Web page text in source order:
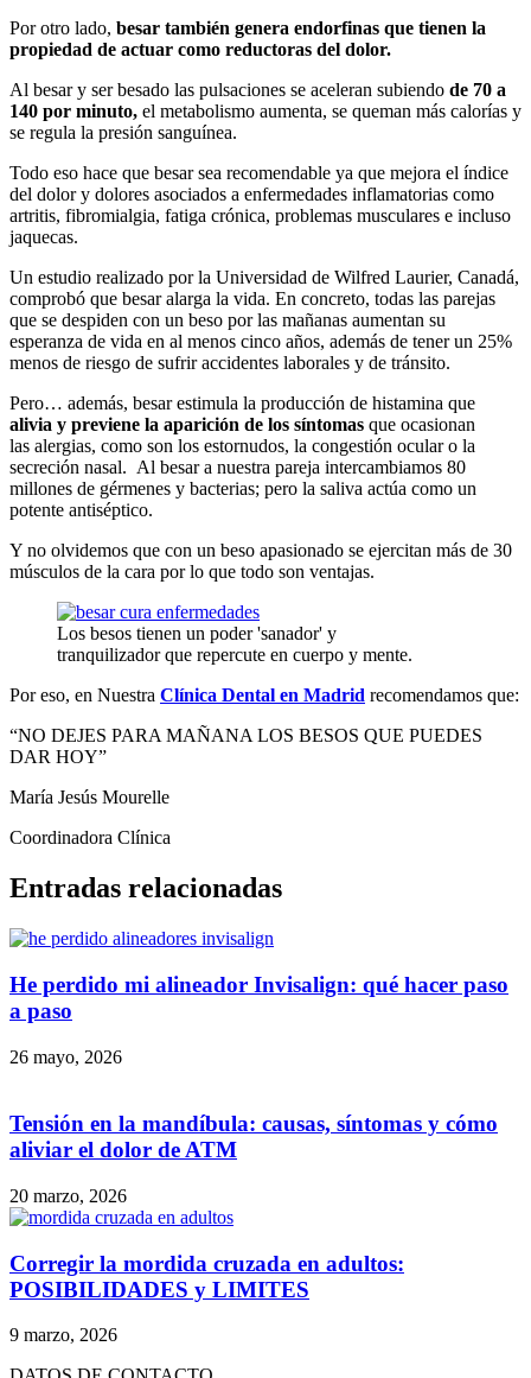
Por otro lado, besar también genera endorfinas que tienen la
propiedad de actuar como reductoras del dolor.
Al besar y ser besado las pulsaciones se aceleran subiendo de 70 a
140 por minuto, el metabolismo aumenta, se queman más calorías y
se regula la presión sanguínea.
Todo eso hace que besar sea recomendable ya que mejora el índice
del dolor y dolores asociados a enfermedades inflamatorias como
artritis, fibromialgia, fatiga crónica, problemas musculares e incluso
jaquecas.
Un estudio realizado por la Universidad de Wilfred Laurier, Canadá,
comprobó que besar alarga la vida. En concreto, todas las parejas
que se despiden con un beso por las mañanas aumentan su
esperanza de vida en al menos cinco años, además de tener un 25%
menos de riesgo de sufrir accidentes laborales y de tránsito.
Pero… además, besar estimula la producción de histamina que
alivia y previene la aparición de los síntomas que ocasionan
las alergias, como son los estornudos, la congestión ocular o la
secreción nasal. Al besar a nuestra pareja intercambiamos 80
millones de gérmenes y bacterias; pero la saliva actúa como un
potente antiséptico.
Y no olvidemos que con un beso apasionado se ejercitan más de 30
músculos de la cara por lo que todo son ventajas.
Los besos tienen un poder 'sanador' y
tranquilizador que repercute en cuerpo y mente.
Por eso, en Nuestra Clínica Dental en Madrid recomendamos que:
“NO DEJES PARA MAÑANA LOS BESOS QUE PUEDES
DAR HOY”
María Jesús Mourelle
Coordinadora Clínica
Entradas relacionadas
He perdido mi alineador Invisalign: qué hacer paso
a paso
26 mayo, 2026
Tensión en la mandíbula: causas, síntomas y cómo
aliviar el dolor de ATM
20 marzo, 2026
Corregir la mordida cruzada en adultos:
POSIBILIDADES y LIMITES
9 marzo, 2026